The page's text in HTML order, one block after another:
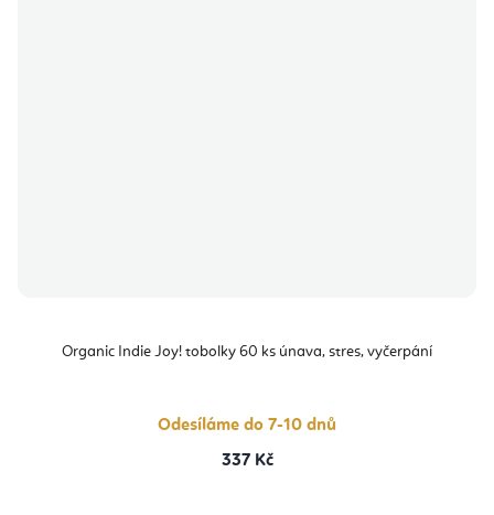
Organic Indie Joy! tobolky 60 ks únava, stres, vyčerpání
Odesíláme do 7-10 dnů
337 Kč